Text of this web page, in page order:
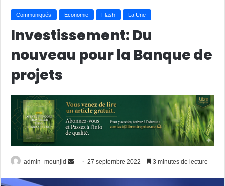
Communiqués Economie Flash La Une
Investissement: Du
nouveau pour la Banque de
projets
admin_mounjid
Envoyer27 septembre 2022 3 minutes de lecture